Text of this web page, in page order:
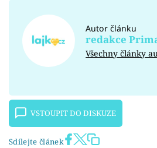
Autor článku
redakce
Všechny články
VSTOUPIT DO DISKUZE
Sdílejte článek